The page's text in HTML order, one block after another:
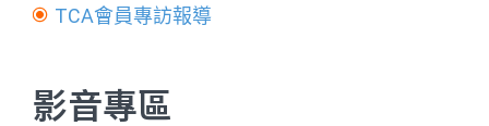
TCA會員專訪報導
影音專區